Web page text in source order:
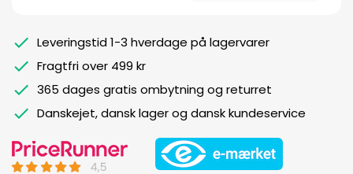
Leveringstid 1-3 hverdage på lagervarer
Fragtfri over 499 kr
365 dages gratis ombytning og returret
Danskejet, dansk lager og dansk kundeservice